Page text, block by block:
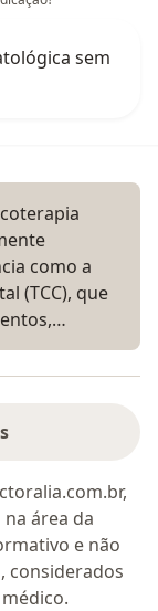
sem
como a
(TCC), que
área da
e não
considerados